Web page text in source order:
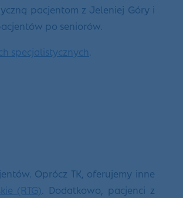
pacjentom z Jeleniej Góry i
po seniorów.
specjalistycznych.
Oprócz TK, oferujemy inne
(RTG). Dodatkowo, pacjenci z